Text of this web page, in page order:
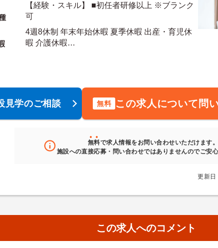
【経験・スキル】 ■初任者研修以上 ※ブランク
可
4週8休制 年末年始休暇 夏季休暇 出産・育児休
暇 介護休暇
見学のご相談 無料 この求人について問
無料で求人情報をお問い合わせいただけます。
施設への直接応募・問い合わせではありませんのでご安心
更新日
この求人へのコメント